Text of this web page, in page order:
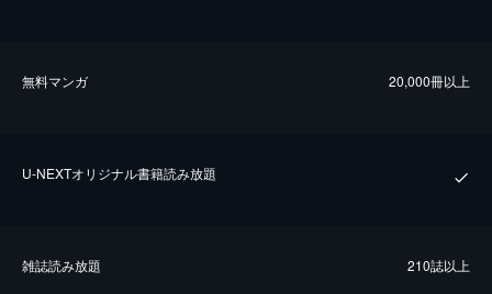
無料マンガ 20,000冊以上
U-NEXTオリジナル書籍読み放題
雑誌読み放題 210誌以上